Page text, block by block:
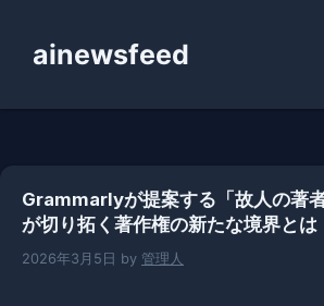
ainewsfeed
Grammarlyが提案する「故人の著
が切り拓く著作権の新たな境界とは
2026年3月5日 by 管理人